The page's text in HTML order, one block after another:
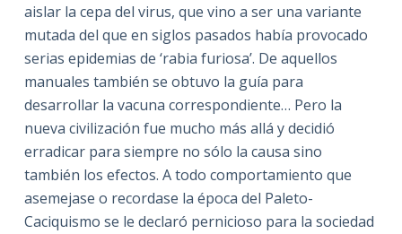
aislar la cepa del virus, que vino a ser una variante
mutada del que en siglos pasados había provocado
serias epidemias de ‘rabia furiosa’. De aquellos
manuales también se obtuvo la guía para
desarrollar la vacuna correspondiente… Pero la
nueva civilización fue mucho más allá y decidió
erradicar para siempre no sólo la causa sino
también los efectos. A todo comportamiento que
asemejase o recordase la época del Paleto-
Caciquismo se le declaró pernicioso para la sociedad